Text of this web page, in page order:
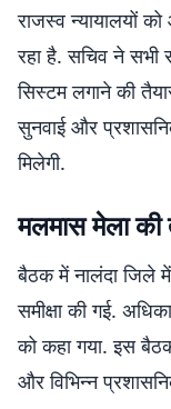
राजस्व न्यायालयों
रहा है. सचिव ने सभी
सिस्टम लगाने की
सुनवाई और
मिलेगी.
मलमास मेला की
बैठक में नालंदा जिले में
समीक्षा की गई.
को कहा गया. इस
और विभिन्न